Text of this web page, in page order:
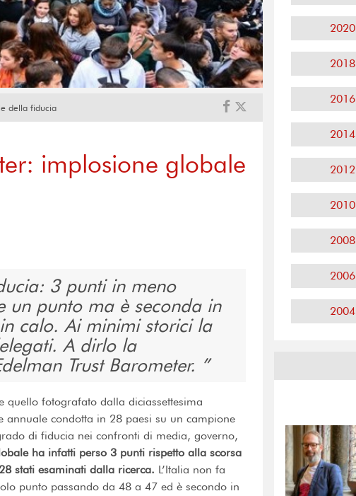
della fiducia
implosione globale
3 punti in meno
un punto ma è seconda in
calo. Ai minimi storici la
A dirlo la
Trust Barometer.
fotografato dalla diciassettesima
annuale condotta in 28 paesi su un campione
di fiducia nei confronti di media, governo,
ha infatti perso 3 punti rispetto alla scorsa
stati esaminati dalla ricerca. L’Italia non fa
punto passando da 48 a 47 ed è secondo in
2020
2018
2016
2014
2012
2010
2008
2006
2004